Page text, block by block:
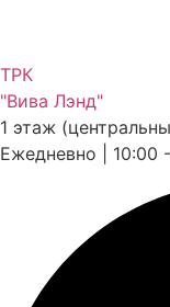
ТРК
"Вива Лэнд"
1 этаж
Ежедневно | 10:00